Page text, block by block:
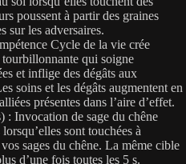
poussent à partir des graines
sur les adversaires.
Cycle de la vie crée
tourbillonnante qui soigne
et inflige des dégâts aux
soins et les dégâts augmentent en
présentes dans l’aire d’effet.
: Invocation de sage du chêne
sont touchées à
sages du chêne. La même cible
d’une fois toutes les 5 s.